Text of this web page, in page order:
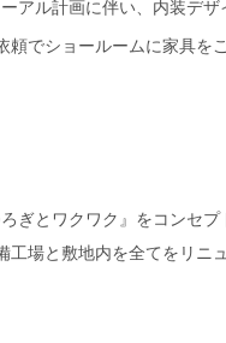
アル計画に伴い、内装デ
頼でショールームに家具を
ぎとワクワク』をコンセ
工場と敷地内を全てをリニ